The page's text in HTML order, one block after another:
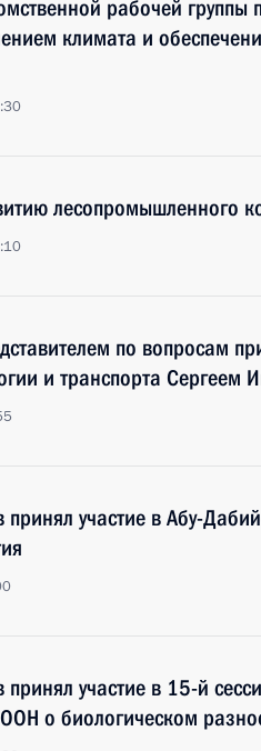
рабочей группы
климата и
лесопромышленного
по вопросам
и транспорта Сергеем
принял участие в Абу-
принял участие в 15-й
о биологическом